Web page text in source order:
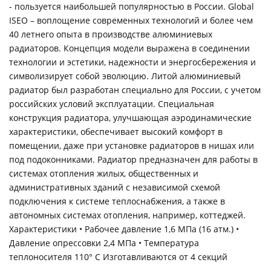
- пользуется наибольшей популярностью в России. Global
ISEO – воплощение современных технологий и более чем
40 летнего опыта в производстве алюминиевых
радиаторов. Концепция модели выражена в соединении
технологии и эстетики, надежности и энергосбережения и
символизирует собой эволюцию. Литой алюминиевый
радиатор был разработан специально для России, с учетом
российских условий эксплуатации. Специальная
конструкция радиатора, улучшающая аэродинамические
характеристики, обеспечивает высокий комфорт в
помещении, даже при установке радиаторов в нишах или
под подоконниками. Радиатор предназначен для работы в
системах отопления жилых, общественных и
административных зданий с независимой схемой
подключения к системе теплоснабжения, а также в
автономных системах отопления, например, коттеджей.
Характеристики • Рабочее давление 1,6 МПа (16 атм.) •
Давление опрессовки 2,4 МПа • Температура
теплоносителя 110° С Изготавливаются от 4 секций